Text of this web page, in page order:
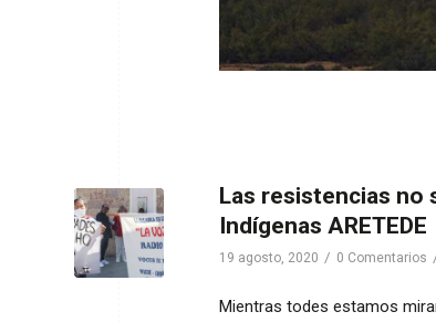
Las resistencias no
Indígenas ARETEDE
19 agosto, 2020 / 0 Comentarios
Mientras todes estamos